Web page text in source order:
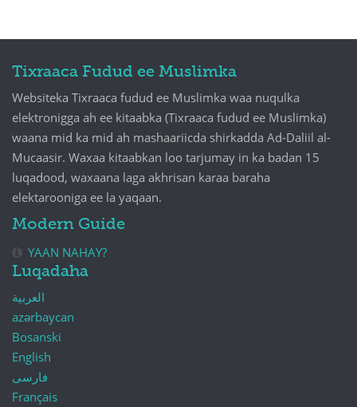
Tixraaca Fudud ee Muslimka
Websiteka Tixraaca fudud ee Muslimka waa nuqulka
elektronigga ah ee kitaabka (Tixraaca fudud ee Muslimka)
waana mid ka mid ah mashaariicda shirkadda Ad-Daliil al-
Mucaasir. Waxaa kitaabkan loo tarjumay in ka badan 15
luqadood, waxaana laga akhrisan karaa baraha
elektarooniga ee la yaqaan.
Modern Guide
YAAN NAHAY?
Luqadaha
العربية
azərbaycan
Bosanski
English
فارسی
Français